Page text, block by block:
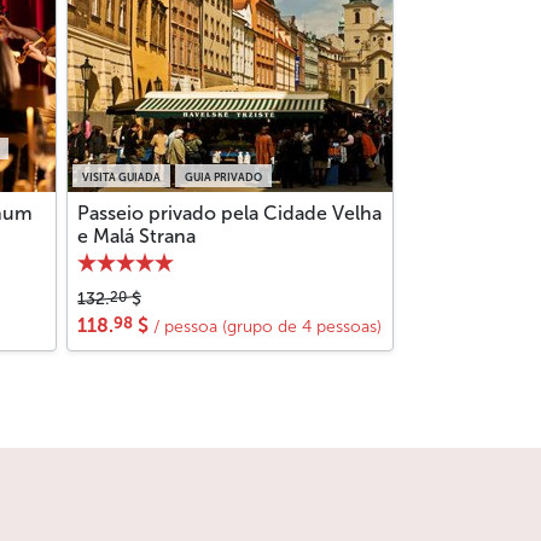
em locais menos turísticos, ainda pode
nosso artigoCasas de Câmbio em Praga.
em
VISITA GUIADA GUIA PRIVADO
Passeio privado pela Cidade Velha
e Malá Strana
132.20$
118.98 $ / pessoa (grupo de 4 pessoas)